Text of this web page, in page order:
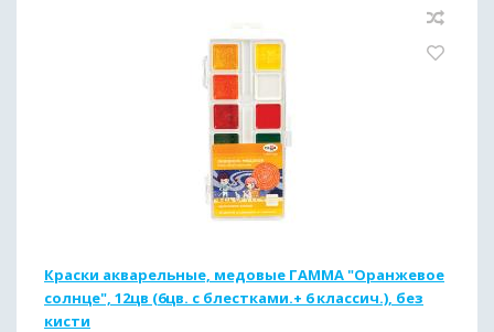
Краски акварельные, медовые ГАММА "Оранжевое
солнце", 12цв (6цв. с блестками.+ 6 классич.), без
кисти